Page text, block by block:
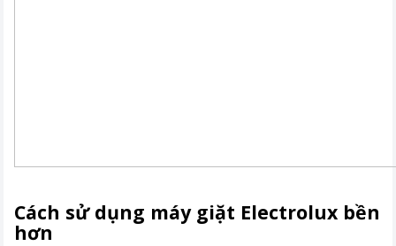
Cách sử dụng máy giặt Electrolux bền
hơn